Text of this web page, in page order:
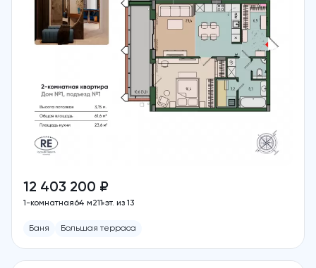
12 403 200 ₽
1-комнатная64 м211 эт. из 13
Баня Большая терраса